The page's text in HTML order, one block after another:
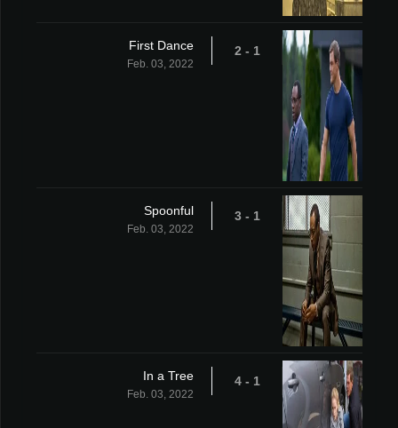
1 - 2
First Dance
Feb. 03, 2022
1 - 3
Spoonful
Feb. 03, 2022
1 - 4
In a Tree
Feb. 03, 2022